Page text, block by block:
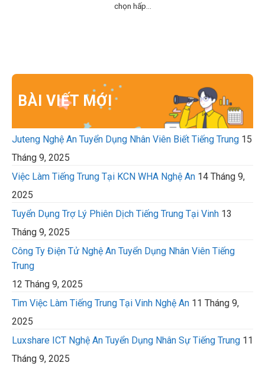
chọn hấp...
BÀI VIẾT MỚI
Juteng Nghệ An Tuyển Dụng Nhân Viên Biết Tiếng Trung 15
Tháng 9, 2025
Việc Làm Tiếng Trung Tại KCN WHA Nghệ An 14 Tháng 9,
2025
Tuyển Dụng Trợ Lý Phiên Dịch Tiếng Trung Tại Vinh 13
Tháng 9, 2025
Công Ty Điện Tử Nghệ An Tuyển Dụng Nhân Viên Tiếng
Trung
12 Tháng 9, 2025
Tìm Việc Làm Tiếng Trung Tại Vinh Nghệ An 11 Tháng 9,
2025
Luxshare ICT Nghệ An Tuyển Dụng Nhân Sự Tiếng Trung 11
Tháng 9, 2025